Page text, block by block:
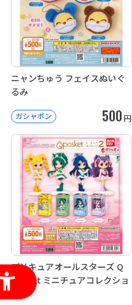
ニャンちゅう フェイスぬいぐ
るみ
ガシャポン 500 円
プリキュアオールスターズ Q
posket ミニチュアコレクショ